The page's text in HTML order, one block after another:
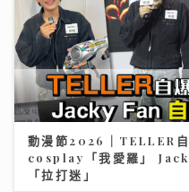
動漫節2026｜TELLER自
cosplay「我愛羅」
「拉打迷」